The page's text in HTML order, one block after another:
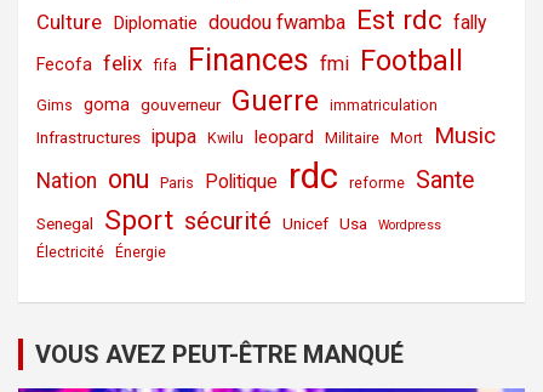
Culture Diplomatie doudou fwamba Est rdc fally
Fecofa felix fifa Finances fmi Football
Gims goma gouverneur Guerre immatriculation
Infrastructures ipupa Kwilu leopard Militaire Mort Music
Nation onu Paris Politique rdc reforme Sante
Senegal Sport sécurité Unicef Usa Wordpress
Électricité Énergie
VOUS AVEZ PEUT-ÊTRE MANQUÉ